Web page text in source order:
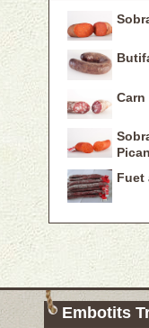
Carn
Fuet
Embotits